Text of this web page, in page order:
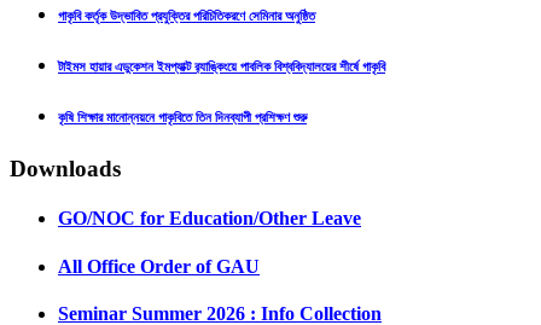
গাকৃবি কর্তৃক উদ্ভাবিত প্রযুক্তির পরিচিতিকরণে সেমিনার অনুষ্ঠিত
টাইমস হায়ার এডুকেশন ইমপ্যাক্ট র‍্যাঙ্কিংয়ে পাবলিক বিশ্ববিদ্যালয়ের শীর্ষে গাকৃবি
কৃষি শিক্ষার মানোন্নয়নে গাকৃবিতে তিন দিনব্যাপী প্রশিক্ষণ শুরু
Downloads
GO/NOC for Education/Other Leave
All Office Order of GAU
Seminar Summer 2026 : Info Collection